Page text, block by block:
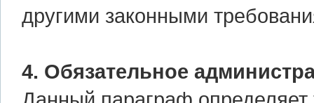
другими законными
4. Обязательное